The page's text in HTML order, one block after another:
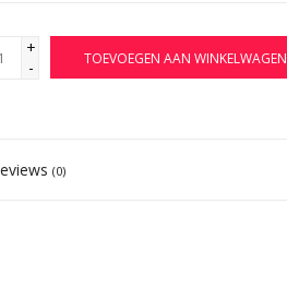
+
-
TOEVOEGEN AAN WINKELWAGEN
(0)